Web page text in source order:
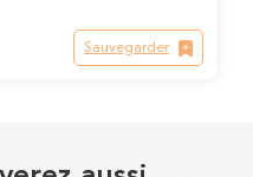
Sauvegarder